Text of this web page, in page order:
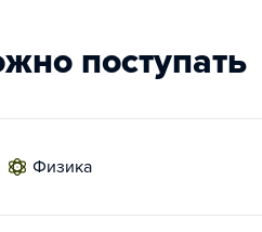
поступать
физика